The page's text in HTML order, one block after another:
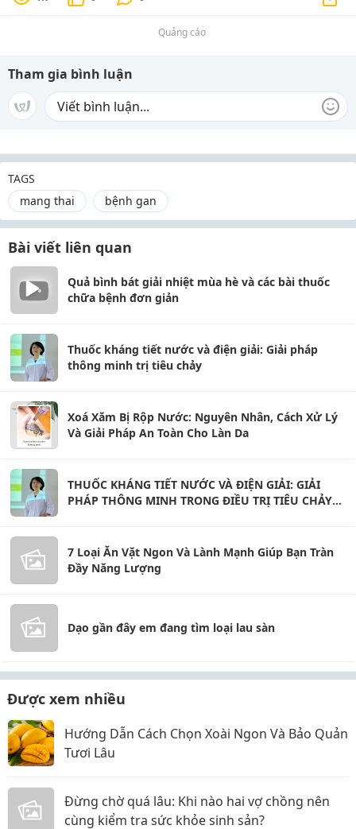
Quảng cáo
Tham gia bình luận
TAGS
mang thai
bệnh gan
Bài viết liên quan
Quả bình bát giải nhiệt mùa hè và các bài thuốc
chữa bệnh đơn giản
Thuốc kháng tiết nước và điện giải: Giải pháp
thông minh trị tiêu chảy
Xoá Xăm Bị Rộp Nước: Nguyên Nhân, Cách Xử Lý
Và Giải Pháp An Toàn Cho Làn Da
THUỐC KHÁNG TIẾT NƯỚC VÀ ĐIỆN GIẢI: GIẢI
PHÁP THÔNG MINH TRONG ĐIỀU TRỊ TIÊU CHẢY
7 Loại Ăn Vặt Ngon Và Lành Mạnh Giúp Bạn Tràn
Đầy Năng Lượng
Dạo gần đây em đang tìm loại lau sàn
Được xem nhiều
Hướng Dẫn Cách Chọn Xoài Ngon Và Bảo Quản
Tươi Lâu
Đừng chờ quá lâu: Khi nào hai vợ chồng nên
cùng kiểm tra sức khỏe sinh sản?